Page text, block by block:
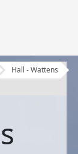
Hall - Wattens